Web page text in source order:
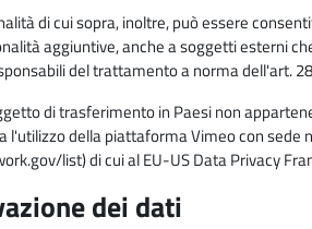
di cui sopra, inoltre, può essere
aggiuntive, anche a soggetti esterni
del trattamento a norma dell'art. 28
di trasferimento in Paesi non
l'utilizzo della piattaforma Vimeo con
list) di cui al EU-US Data Privacy
dei dati